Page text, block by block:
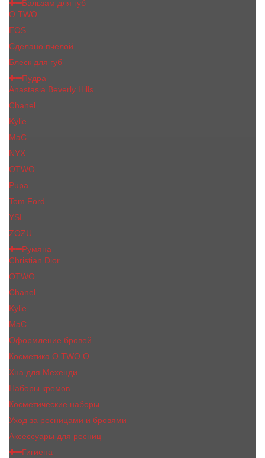
Бальзам для губ
O.TWO
EOS
Сделано пчелой
Блеск для губ
Пудра
Anastasia Beverly Hills
Chanel
Kylie
MaC
NYX
OTWO
Pupa
Tom Ford
YSL
ZOZU
Румяна
Christian Dior
OTWO
Сhanеl
Kylie
MaC
Оформление бровей
Косметика O.TWO.O
Хна для Мехенди
Наборы кремов
Косметические наборы
Уход за ресницами и бровями
Аксессуары для ресниц
Гигиена